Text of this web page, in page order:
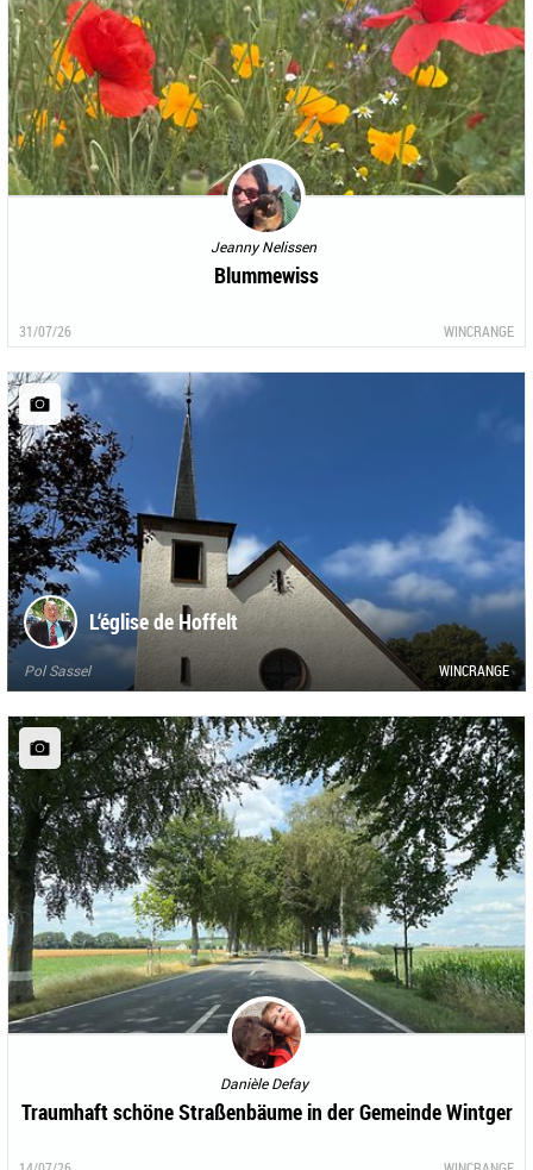
Jeanny Nelissen
Blummewiss
31/07/26 WINCRANGE
L‘église de Hoffelt
Pol Sassel WINCRANGE
Danièle Defay
Traumhaft schöne Straßenbäume in der Gemeinde Wintger